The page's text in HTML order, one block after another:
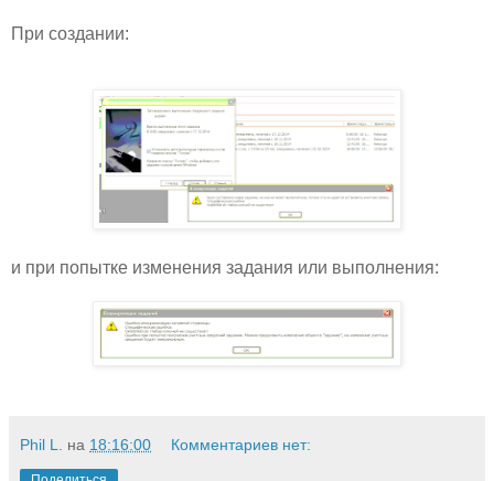
При создании:
и при попытке изменения задания или выполнения:
Phil L. на 18:16:00 Комментариев нет: